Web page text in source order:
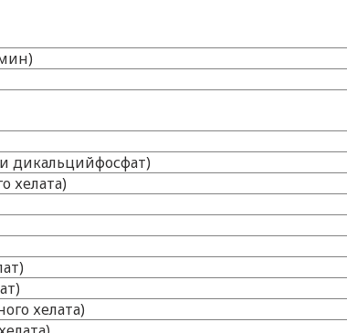
дикальцийфосфат)
хелата)
хелата)